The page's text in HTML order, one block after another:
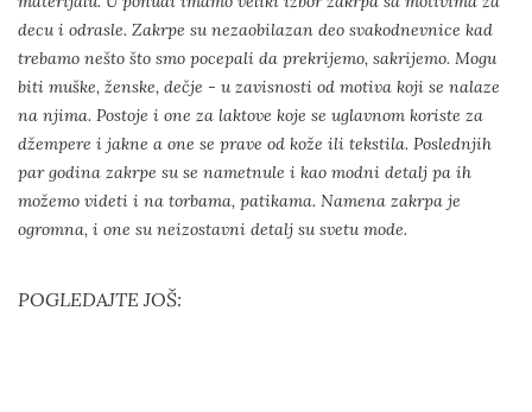
decu i odrasle. Zakrpe su nezaobilazan deo svakodnevnice kad
trebamo nešto što smo pocepali da prekrijemo, sakrijemo. Mogu
biti muške, ženske, dečje - u zavisnosti od motiva koji se nalaze
na njima. Postoje i one za laktove koje se uglavnom koriste za
džempere i jakne a one se prave od kože ili tekstila. Poslednjih
par godina zakrpe su se nametnule i kao modni detalj pa ih
možemo videti i na torbama, patikama. Namena zakrpa je
ogromna, i one su neizostavni detalj su svetu mode.
POGLEDAJTE JOŠ: